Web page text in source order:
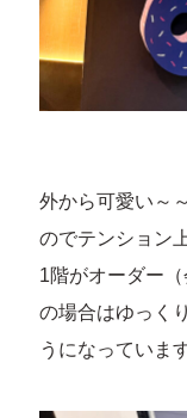
外から可愛い～
のでテンション
1階がオーダー
の場合はゆっく
うになっています